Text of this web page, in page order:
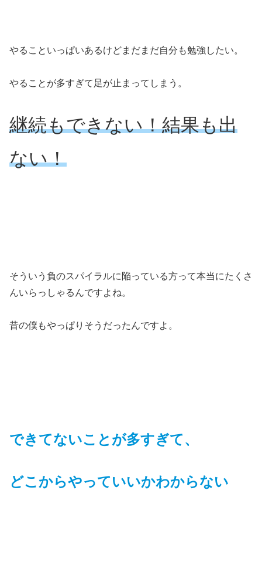
やることいっぱいあるけどまだまだ自分も勉強したい。
やることが多すぎて足が止まってしまう。
継続もできない！結果も出
ない！
そういう負のスパイラルに陥っている方って本当にたくさ
んいらっしゃるんですよね。
昔の僕もやっぱりそうだったんですよ。
できてないことが多すぎて、
どこからやっていいかわからない